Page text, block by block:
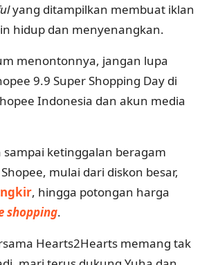
yang ditampilkan membuat iklan
hidup dan menyenangkan.
menontonnya, jangan lupa
9.9 Super Shopping Day di
Indonesia dan akun media
sampai ketinggalan beragam
mulai dari diskon besar,
, hingga potongan harga
shopping.
Hearts2Hearts memang tak